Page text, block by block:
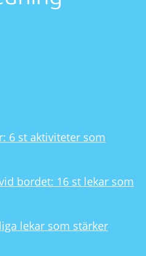
6 st aktiviteter som
bordet: 16 st lekar som
lekar som stärker